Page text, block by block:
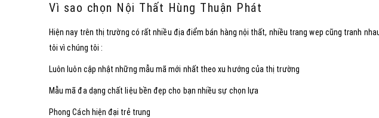
Vì sao chọn Nội Thất Hùng Thuận Phát
Hiện nay trên thị trường có rất nhiều địa điểm bán hàng nội thất, nhiều trang wep cũng tranh
tôi vì chúng tôi :
Luôn luôn cập nhật những mẫu mã mới nhất theo xu hướng của thị trường
Mẫu mã đa dạng chất liệu bền đẹp cho bạn nhiều sự chọn lựa
Phong Cách hiện đại trẻ trung